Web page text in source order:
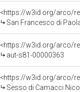
<https://w3id.org/arco/
San Francesco di
<https://w3id.org/arco/
aut-s81-00000363
<https://w3id.org/arco/
Sesso di Camacci